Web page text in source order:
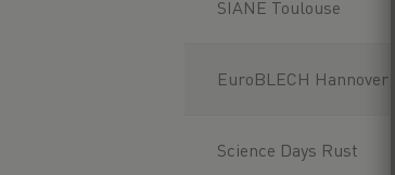
SIANE Toulouse
EuroBLECH Hannover
Science Days Rust